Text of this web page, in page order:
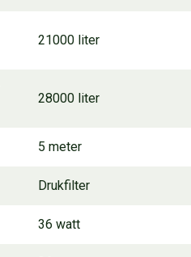
21000 liter
28000 liter
5 meter
Drukfilter
36 watt